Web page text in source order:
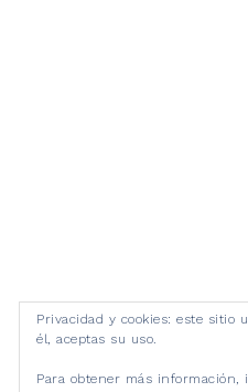
Privacidad y cookies: este sitio
él, aceptas su uso.
Para obtener más información,